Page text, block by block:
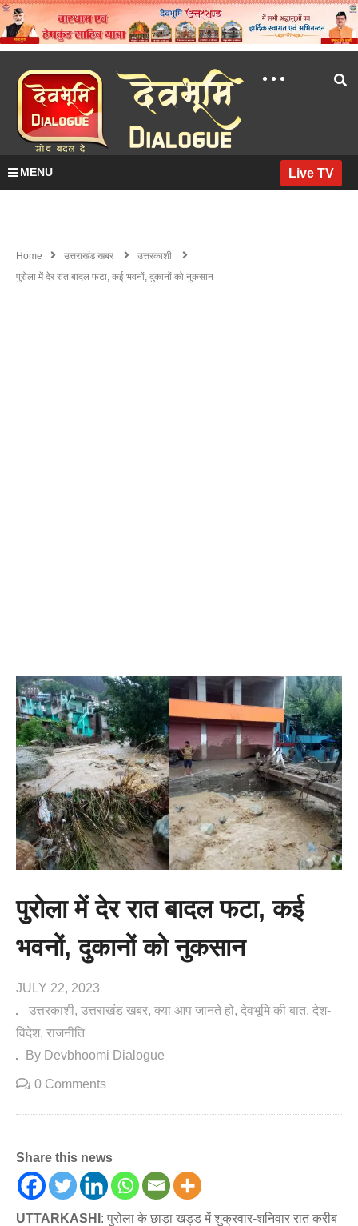
MENU Live TV
Home उत्तराखंड खबर
उत्तरकाशी
पुरोला में देर रात बादल फटा, कई भवनों, दुकानों को नुकसान
पुरोला में देर रात बादल फटा, कई
भवनों, दुकानों को नुकसान
JULY 22, 2023
उत्तरकाशी उत्तराखंड खबर क्या आप जानते हो देवभूमि की बात देश-
विदेश राजनीति
By Devbhoomi Dialogue
0 Comments
Share this news
UTTARKASHI : पुरोला के छाड़ा खड्ड में शुक्रवार-शनिवार रात करीब